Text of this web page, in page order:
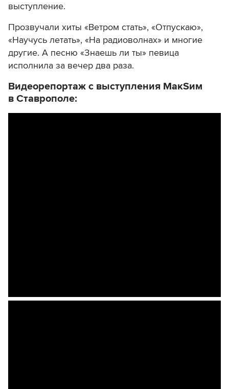
выступление.
Прозвучали хиты «Ветром стать», «Отпускаю»,
«Научусь летать», «На радиоволнах» и многие
другие. А песню «Знаешь ли ты» певица
исполнила за вечер два раза.
Видеорепортаж с выступления МакSим
в Ставрополе: